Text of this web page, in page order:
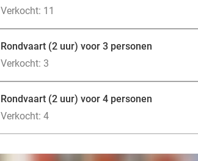
Verkocht: 11
Rondvaart (2 uur) voor 3 personen
Verkocht: 3
Rondvaart (2 uur) voor 4 personen
Verkocht: 4